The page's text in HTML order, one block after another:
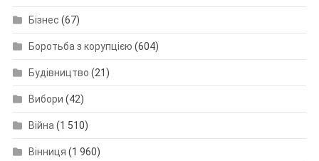
Бізнес (67)
Боротьба з корупцією (604)
Будівництво (21)
Вибори (42)
Війна (1 510)
Вінниця (1 960)